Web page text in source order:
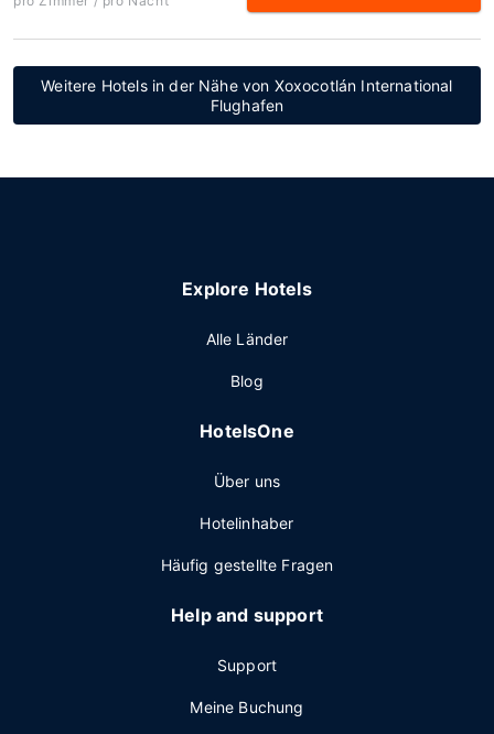
Weitere Hotels in der Nähe von Xoxocotlán International
Flughafen
Explore Hotels
Alle Länder
Blog
HotelsOne
Über uns
Hotelinhaber
Häufig gestellte Fragen
Help and support
Support
Meine Buchung